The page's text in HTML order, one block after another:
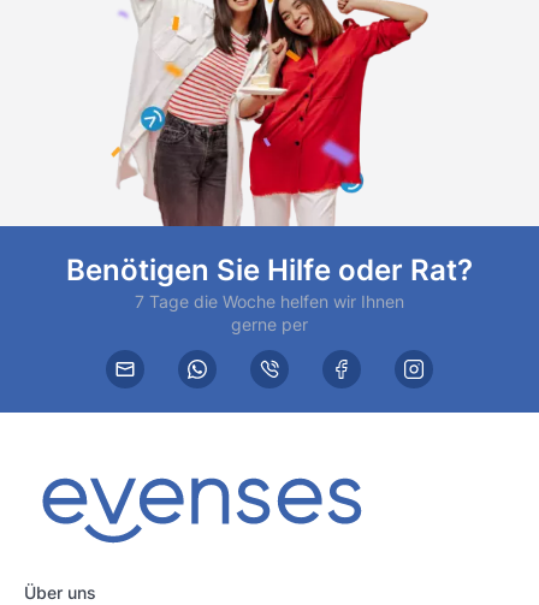
Benötigen Sie Hilfe oder Rat?
7 Tage die Woche helfen wir Ihnen
gerne per
Über uns